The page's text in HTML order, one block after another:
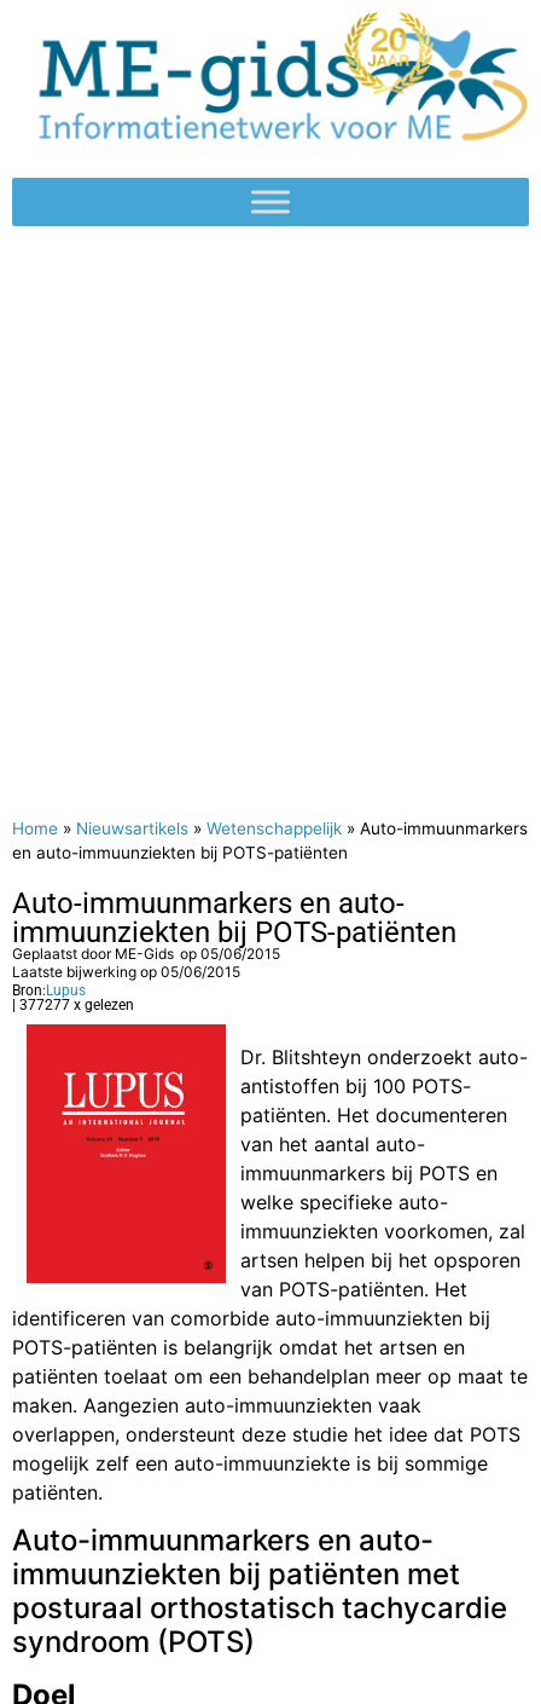
Home » Nieuwsartikels » Wetenschappelijk » Auto-immuunmarkers
en auto-immuunziekten bij POTS-patiënten
Auto-immuunmarkers en auto-
immuunziekten bij POTS-patiënten
Geplaatst door ME-Gids op 05/06/2015
Laatste bijwerking op 05/06/2015
Bron: Lupus
| 377277 x gelezen
Dr. Blitshteyn onderzoekt auto-
antistoffen bij 100 POTS-
patiënten. Het documenteren
van het aantal auto-
immuunmarkers bij POTS en
welke specifieke auto-
immuunziekten voorkomen, zal
artsen helpen bij het opsporen
van POTS-patiënten. Het
identificeren van comorbide auto-immuunziekten bij
POTS-patiënten is belangrijk omdat het artsen en
patiënten toelaat om een behandelplan meer op maat te
maken. Aangezien auto-immuunziekten vaak
overlappen, ondersteunt deze studie het idee dat POTS
mogelijk zelf een auto-immuunziekte is bij sommige
patiënten.
Auto-immuunmarkers en auto-
immuunziekten bij patiënten met
posturaal orthostatisch tachycardie
syndroom (POTS)
Doel